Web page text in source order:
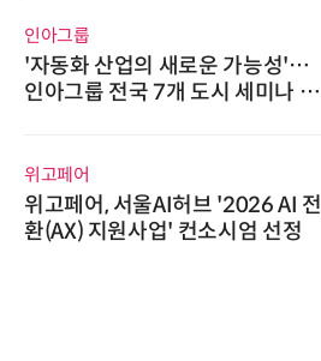
인아그룹
'자동화 산업의 새로운 가능성'…
인아그룹 전국 7개 도시 세미나 페
위고페어
위고페어, 서울AI허브 '2026 AI 전
환(AX) 지원사업' 컨소시엄 선정